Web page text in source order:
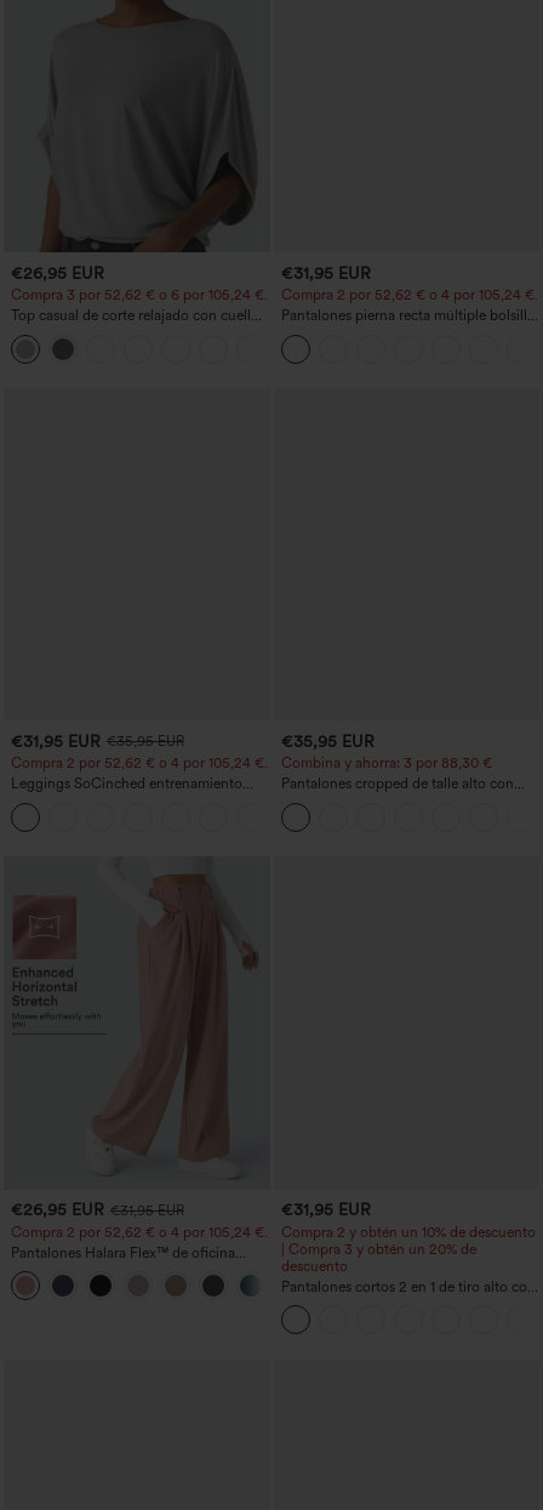
€26,95 EUR
Compra 3 por 52,62 € o 6 por 105,24 €.
Top casual de corte relajado con cuello
redondo y mangas murciélago.
€31,95 EUR
Compra 2 por 52,62 € o 4 por 105,24 €.
Pantalones pierna recta múltiple bolsillo
botón tiro alto
€31,95 EUR €35,95 EUR
Compra 2 por 52,62 € o 4 por 105,24 €.
Leggings SoCinched entrenamiento
moldeador abdomen bolsillo lateral tiro
alto
€35,95 EUR
Combina y ahorra: 3 por 88,30 €
Pantalones cropped de talle alto con
bolsillos con cremallera y efecto lino
€26,95 EUR €31,95 EUR
Compra 2 por 52,62 € o 4 por 105,24 €.
Pantalones Halara Flex™ de oficina
anchos plisados de tiro alto con bolsillos
en tela tipo gofre
+21
€31,95 EUR
Compra 2 y obtén un 10% de descuento
| Compra 3 y obtén un 20% de
descuento
Pantalones cortos 2 en 1 de tiro alto con
bolsillo interior y trasero